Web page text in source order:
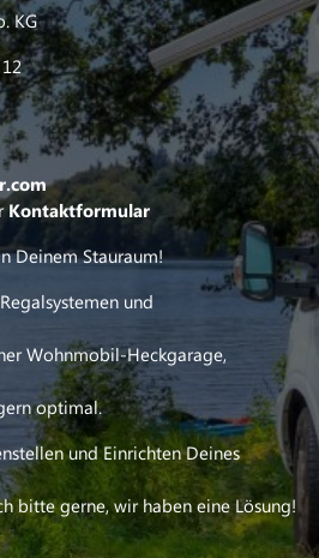
KG
Kontaktformular
Deinem Stauraum!
und
Wohnmobil-Heckgarage,
optimal.
und Einrichten Deines
bitte gerne, wir haben eine Lösung!